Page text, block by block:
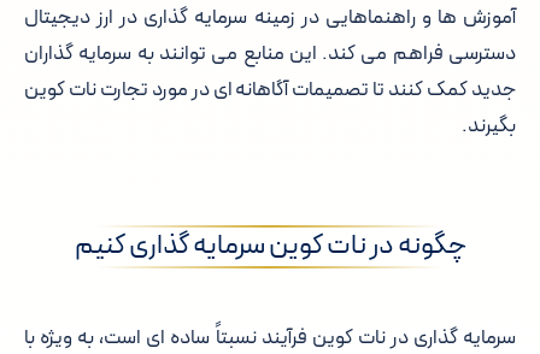
آموزش ها و راهنماهایی در زمینه سرمایه گذاری در ارز دیجیتال
دسترسی فراهم می کند. این منابع می توانند به سرمایه گذاران
جدید کمک کنند تا تصمیمات آگاهانه ای در مورد تجارت نات کوین
بگیرند.
چگونه در نات کوین سرمایه گذاری کنیم
سرمایه گذاری در نات کوین فرآیند نسبتاً ساده ای است، به ویژه با